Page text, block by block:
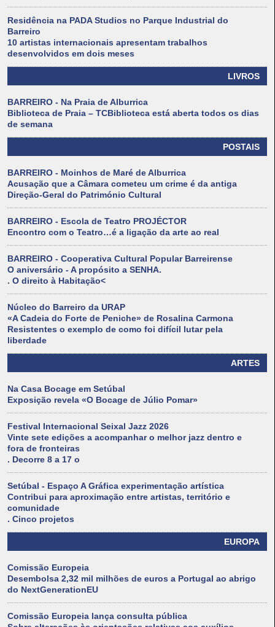
Residência na PADA Studios no Parque Industrial do
Barreiro
10 artistas internacionais apresentam trabalhos
desenvolvidos em dois meses
LIVROS
BARREIRO - Na Praia de Alburrica
Biblioteca de Praia – TCBiblioteca está aberta todos os dias
de semana
POSTAIS
BARREIRO - Moinhos de Maré de Alburrica
Acusação que a Câmara cometeu um crime é da antiga
Direção-Geral do Património Cultural
BARREIRO - Escola de Teatro PROJÉCTOR
Encontro com o Teatro…é a ligação da arte ao real
BARREIRO - Cooperativa Cultural Popular Barreirense
O aniversário - A propósito a SENHA.
. O direito à Habitação<
Núcleo do Barreiro da URAP
«A Cadeia do Forte de Peniche» de Rosalina Carmona
Resistentes o exemplo de como foi difícil lutar pela
liberdade
ARTES
Na Casa Bocage em Setúbal
Exposição revela «O Bocage de Júlio Pomar»
Festival Internacional Seixal Jazz 2026
Vinte sete edições a acompanhar o melhor jazz dentro e
fora de fronteiras
. Decorre 8 a 17 o
Setúbal - Espaço A Gráfica experimentação artística
Contribui para aproximação entre artistas, território e
comunidade
. Cinco projetos
EUROPA
Comissão Europeia
Desembolsa 2,32 mil milhões de euros a Portugal ao abrigo
do NextGenerationEU
Comissão Europeia lança consulta pública